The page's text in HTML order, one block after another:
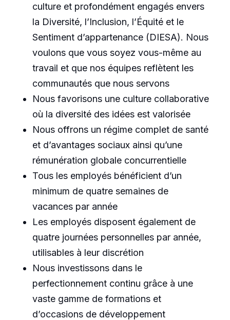
culture et profondément engagés envers
la Diversité, l’Inclusion, l’Équité et le
Sentiment d’appartenance (DIESA). Nous
voulons que vous soyez vous-même au
travail et que nos équipes reflètent les
communautés que nous servons
Nous favorisons une culture collaborative
où la diversité des idées est valorisée
Nous offrons un régime complet de santé
et d’avantages sociaux ainsi qu’une
rémunération globale concurrentielle
Tous les employés bénéficient d’un
minimum de quatre semaines de
vacances par année
Les employés disposent également de
quatre journées personnelles par année,
utilisables à leur discrétion
Nous investissons dans le
perfectionnement continu grâce à une
vaste gamme de formations et
d’occasions de développement